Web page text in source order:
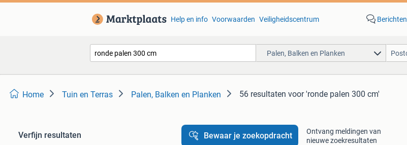
Help en info Voorwaarden Veiligheidscentrum Berichten
Palen, Balken en Planken
Home Tuin en Terras Palen, Balken en Planken 56 resultaten voor 'ronde palen 300 cm'
Verfijn resultaten
Bewaar je zoekopdracht
Ontvang meldingen van
nieuwe zoekresultaten